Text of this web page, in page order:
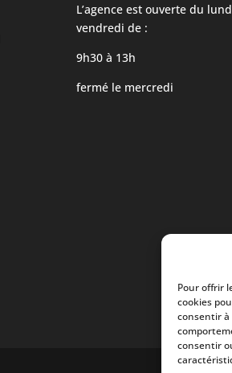
Pour offrir
cookies
consentir à
consentir
L’agence est ouverte du
vendredi de :
9h30 à 13h
fermé le mercredi